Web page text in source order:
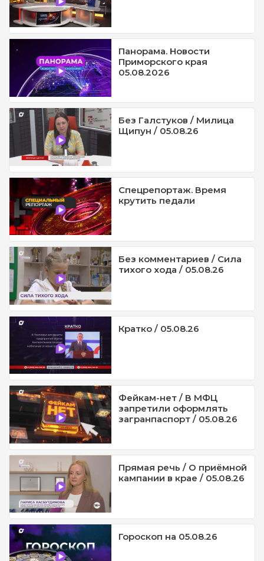
Панорама. Новости
Приморского края
05.08.2026
Без Галстуков / Милица
Щипун / 05.08.26
Спецрепортаж. Время
крутить педали
Без комментариев / Сила
тихого хода / 05.08.26
Кратко / 05.08.26
Фейкам-нет / В МФЦ
запретили оформлять
загранпаспорт / 05.08.26
Прямая речь / О приёмной
кампании в крае / 05.08.26
Гороскоп на 05.08.26